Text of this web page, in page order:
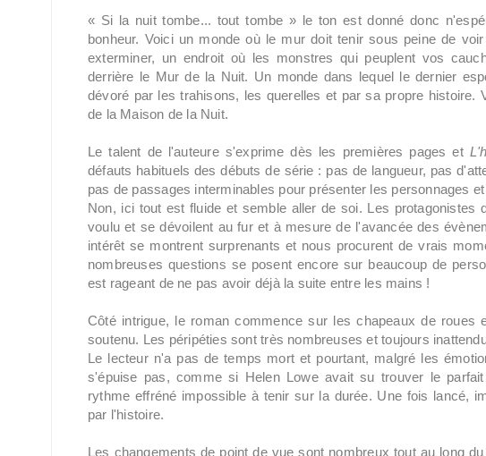
« Si la nuit tombe... tout tombe » le ton est donné donc
bonheur. Voici un monde où le mur doit tenir sous peine de
exterminer, un endroit où les monstres qui peuplent vos
derrière le Mur de la Nuit. Un monde dans lequel le dernier
dévoré par les trahisons, les querelles et par sa propre histoire.
de la Maison de la Nuit.
Le talent de l'auteure s'exprime dès les premières pages et
défauts habituels des débuts de série : pas de langueur, pas
pas de passages interminables pour présenter les personnages
Non, ici tout est fluide et semble aller de soi. Les protagonistes
voulu et se dévoilent au fur et à mesure de l'avancée des
intérêt se montrent surprenants et nous procurent de vrais
nombreuses questions se posent encore sur beaucoup de
est rageant de ne pas avoir déjà la suite entre les mains !
Côté intrigue, le roman commence sur les chapeaux de roues
soutenu. Les péripéties sont très nombreuses et toujours
Le lecteur n'a pas de temps mort et pourtant, malgré les
s'épuise pas, comme si Helen Lowe avait su trouver le
rythme effréné impossible à tenir sur la durée. Une fois lancé,
par l'histoire.
Les changements de point de vue sont nombreux tout au long